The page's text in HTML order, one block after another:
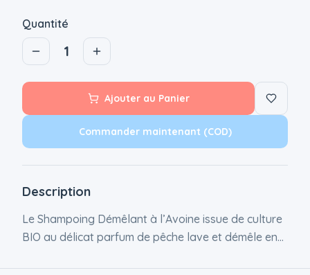
Quantité
1
Ajouter au Panier
Commander maintenant (COD)
Description
Le Shampoing Démêlant à l’Avoine issue de culture
BIO au délicat parfum de pêche lave et démêle en